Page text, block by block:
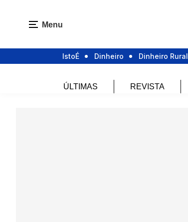
Menu
IstoÉ Dinheiro Dinheiro Rural
ÚLTIMAS REVISTA